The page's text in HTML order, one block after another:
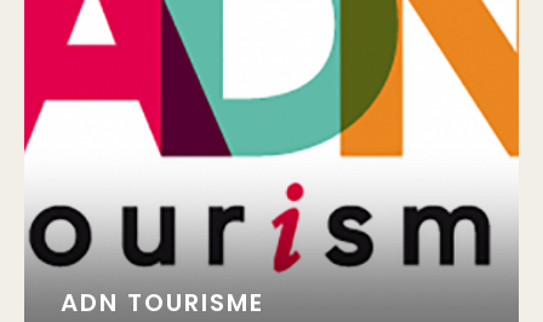
ADN TOURISME